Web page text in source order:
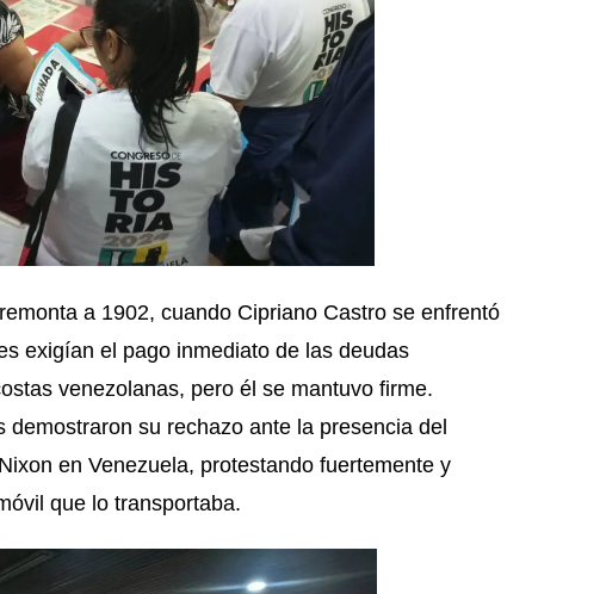
a 1902, cuando Cipriano Castro se enfrentó
exigían el pago inmediato de las deudas
venezolanas, pero él se mantuvo firme.
su rechazo ante la presencia del
en Venezuela, protestando fuertemente y
que lo transportaba.